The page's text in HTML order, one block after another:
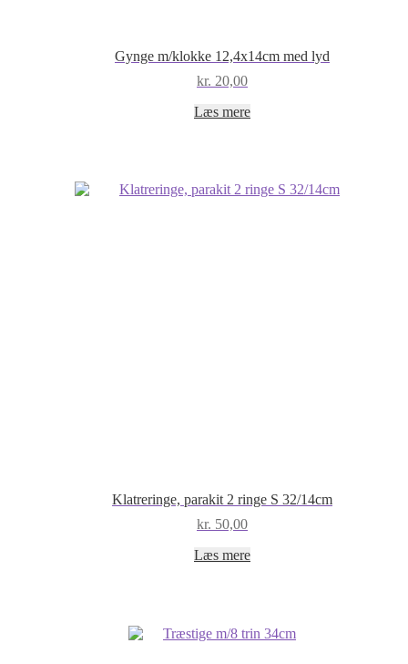
Gynge m/klokke 12,4x14cm med lyd
kr. 20,00
Læs mere
Klatreringe, parakit 2 ringe S 32/14cm
kr. 50,00
Læs mere